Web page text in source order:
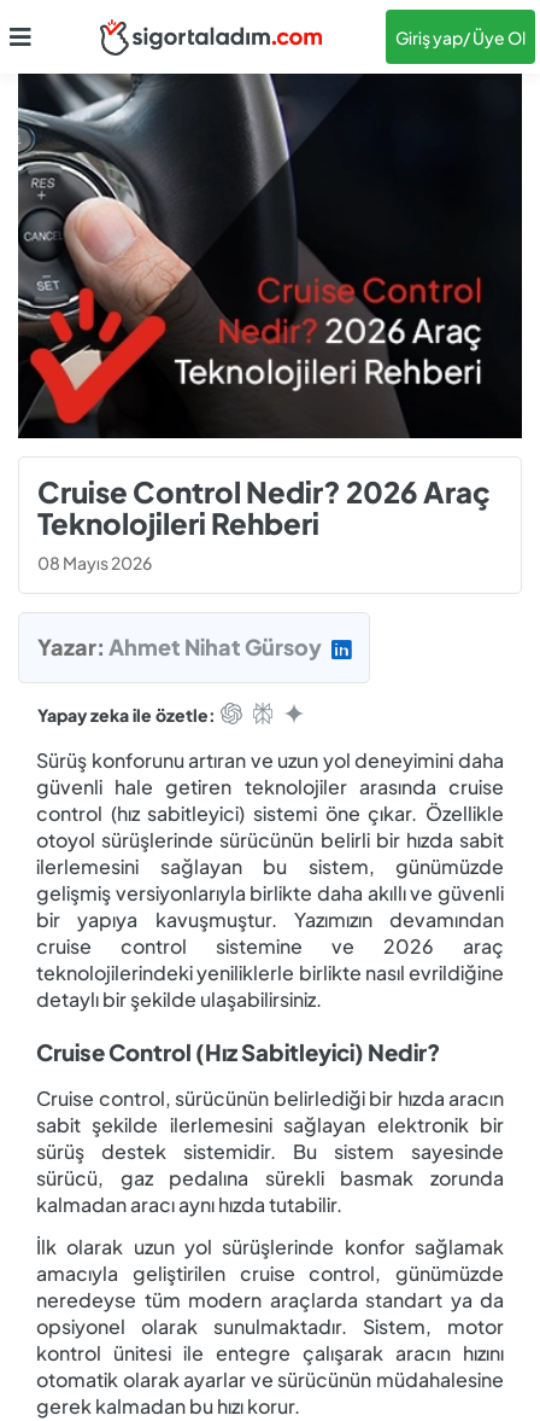
Giriş yap/ Üye Ol
Cruise Control Nedir? 2026 Araç
Teknolojileri Rehberi
08 Mayıs 2026
Yazar: Ahmet Nihat Gürsoy
Yapay zeka ile özetle:
Sürüş konforunu artıran ve uzun yol deneyimini daha
güvenli hale getiren teknolojiler arasında cruise
control (hız sabitleyici) sistemi öne çıkar. Özellikle
otoyol sürüşlerinde sürücünün belirli bir hızda sabit
ilerlemesini sağlayan bu sistem, günümüzde
gelişmiş versiyonlarıyla birlikte daha akıllı ve güvenli
bir yapıya kavuşmuştur. Yazımızın devamından
cruise control sistemine ve 2026 araç
teknolojilerindeki yeniliklerle birlikte nasıl evrildiğine
detaylı bir şekilde ulaşabilirsiniz.
Cruise Control (Hız Sabitleyici) Nedir?
Cruise control, sürücünün belirlediği bir hızda aracın
sabit şekilde ilerlemesini sağlayan elektronik bir
sürüş destek sistemidir. Bu sistem sayesinde
sürücü, gaz pedalına sürekli basmak zorunda
kalmadan aracı aynı hızda tutabilir.
İlk olarak uzun yol sürüşlerinde konfor sağlamak
amacıyla geliştirilen cruise control, günümüzde
neredeyse tüm modern araçlarda standart ya da
opsiyonel olarak sunulmaktadır. Sistem, motor
kontrol ünitesi ile entegre çalışarak aracın hızını
otomatik olarak ayarlar ve sürücünün müdahalesine
gerek kalmadan bu hızı korur.